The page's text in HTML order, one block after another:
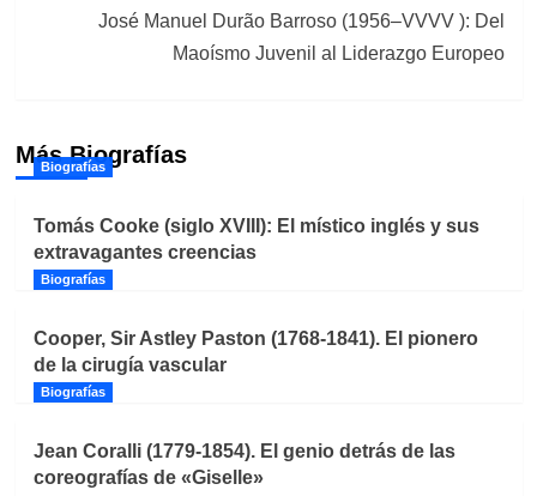
José Manuel Durão Barroso (1956–VVVV ): Del
Maoísmo Juvenil al Liderazgo Europeo
Más Biografías
Biografías
Tomás Cooke (siglo XVIII): El místico inglés y sus
extravagantes creencias
Biografías
Cooper, Sir Astley Paston (1768-1841). El pionero
de la cirugía vascular
Biografías
Jean Coralli (1779-1854). El genio detrás de las
coreografías de «Giselle»